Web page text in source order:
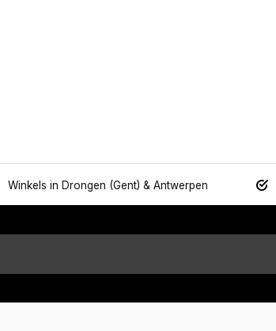
Winkels in Drongen (Gent) & Antwerpen